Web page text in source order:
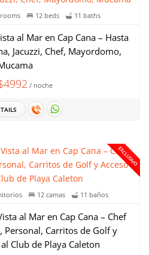
12 beds 11 baths
al Mar en Cap Cana – Hasta
Jacuzzi, Chef, Mayordomo,
/ noche
EXCLUSIVO
12 camas 11 baños
al Mar en Cap Cana – Chef
Carritos de Golf y
Club de Playa Caleton